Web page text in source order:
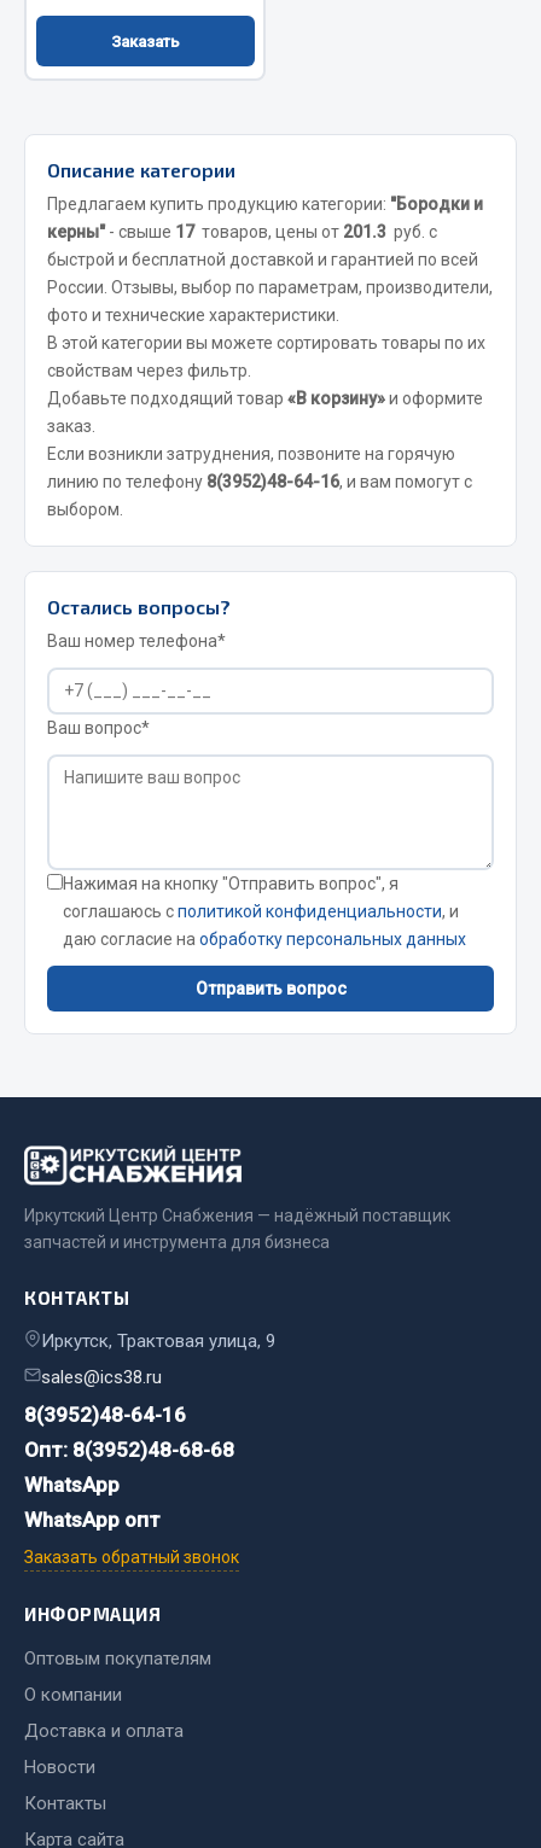
Двигатель
Электрооборудование
Запчасти Урал
Двигатель
Мост задний
Система питания
Система выпуска газа
Система охлаждения
Сцепление
Тормозная система
Весь раздел
Запчасти ЯМЗ
Двигатель
Система питания
Система выпуска газа
Рулевое управление
Показать ещё
Весь раздел
Двигатель
Система питания
Система охлаждения
Сцепление
Весь раздел
Запчасти SHAANXI (SHACMAN)
Система питания
Колеса и шины
Система охлаждения
Подвеска
Кабина
Оперение кабины
Заказать
Описание категории
Предлагаем купить продукцию категории: "Бородки и
керны"- свыше 17 товаров, цены от 201.3 руб. с
быстрой и бесплатной доставкой и гарантией по всей
России. Отзывы, выбор по параметрам, производители,
фото и технические характеристики.
В этой категории вы можете сортировать товары по их
свойствам через фильтр.
Добавьте подходящий товар «В корзину»и оформите
заказ.
Если возникли затруднения, позвоните на горячую
линию по телефону 8(3952)48-64-16, и вам помогут с
выбором.
Остались вопросы?
Ваш номер телефона*
Ваш вопрос*
Нажимая на кнопку "Отправить вопрос", я
соглашаюсь сполитикой конфиденциальности, и
даю согласие на обработку персональных данных
Отправить вопрос
Иркутский Центр Снабжения — надёжный поставщик
запчастей и инструмента для бизнеса
КОНТАКТЫ
Иркутск, Трактовая улица, 9
sales@ics38.ru
8(3952)48-64-16
Опт: 8(3952)48-68-68
WhatsApp
WhatsApp опт
Заказать обратный звонок
ИНФОРМАЦИЯ
Оптовым покупателям
О компании
Доставка и оплата
Новости
Контакты
Карта сайта